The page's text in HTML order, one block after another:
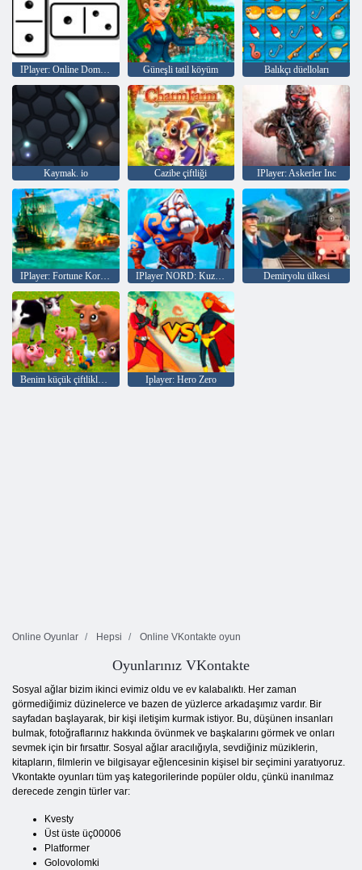
IPlayer: Online Domino Güneşli tatil köyüm Balıkçı düelloları
Kaymak. io Cazibe çiftliği IPlayer: Askerler Inc
IPlayer: Fortune Korsanları Tides IPlayer NORD: Kuzeyin Kahramanları Demiryolu ülkesi
Benim küçük çiftliklerim Iplayer: Hero Zero
Online Oyunlar Hepsi Online VKontakte oyun
Oyunlarınız VKontakte
Sosyal ağlar bizim ikinci evimiz oldu ve ev kalabalıktı. Her zaman
görmediğimiz düzinelerce ve bazen de yüzlerce arkadaşımız vardır. Bir
sayfadan başlayarak, bir kişi iletişim kurmak istiyor. Bu, düşünen insanları
bulmak, fotoğraflarınız hakkında övünmek ve başkalarını görmek ve onları
sevmek için bir fırsattır. Sosyal ağlar aracılığıyla, sevdiğiniz müziklerin,
kitapların, filmlerin ve bilgisayar eğlencesinin kişisel bir seçimini yaratıyoruz.
Vkontakte oyunları tüm yaş kategorilerinde popüler oldu, çünkü inanılmaz
derecede zengin türler var:
Kvesty
Üst üste üç00006
Platformer
Golovolomki